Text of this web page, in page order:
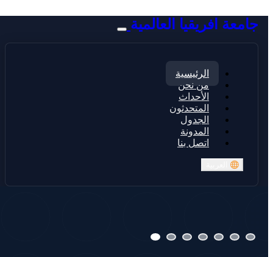
جامعة افريقيا العالمية
الرئيسية
من نحن
الأحداث
المتحدثون
الجدول
المدونة
اتصل بنا
العربية